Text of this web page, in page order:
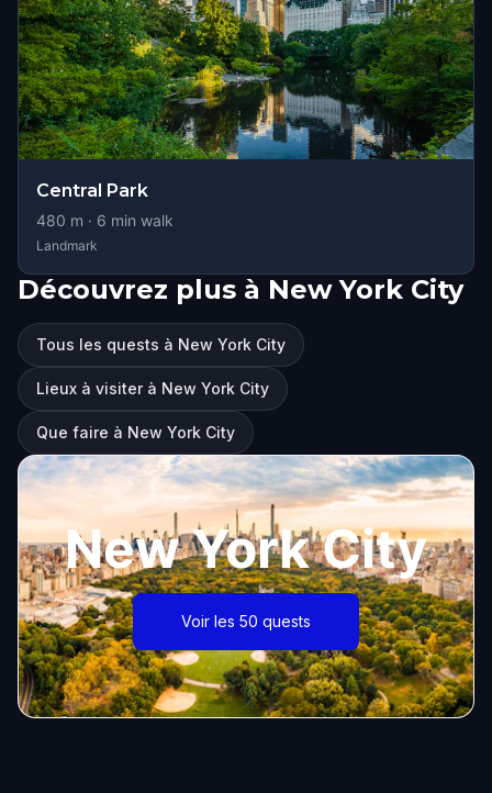
Central Park
480 m · 6 min walk
Landmark
Découvrez plus à New York City
Tous les quests à New York City
Lieux à visiter à New York City
Que faire à New York City
New York City
Voir les 50 quests